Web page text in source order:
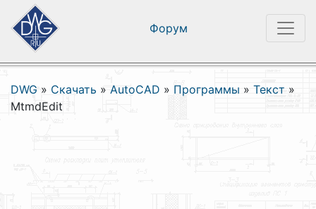
Форум
DWG » Скачать » AutoCAD » Программы » Текст »
MtmdEdit